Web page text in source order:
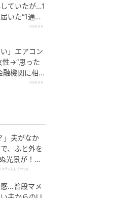
ていたが…1
いた“1通の
句したワケ
2026.8.6
」エアコン
性→“思った
融機関に相談
”意外な答2026.8.6
」夫がなか
、ふと外を
光景が！｜
て頭に来た
クチャにしてやった
…普段マメ